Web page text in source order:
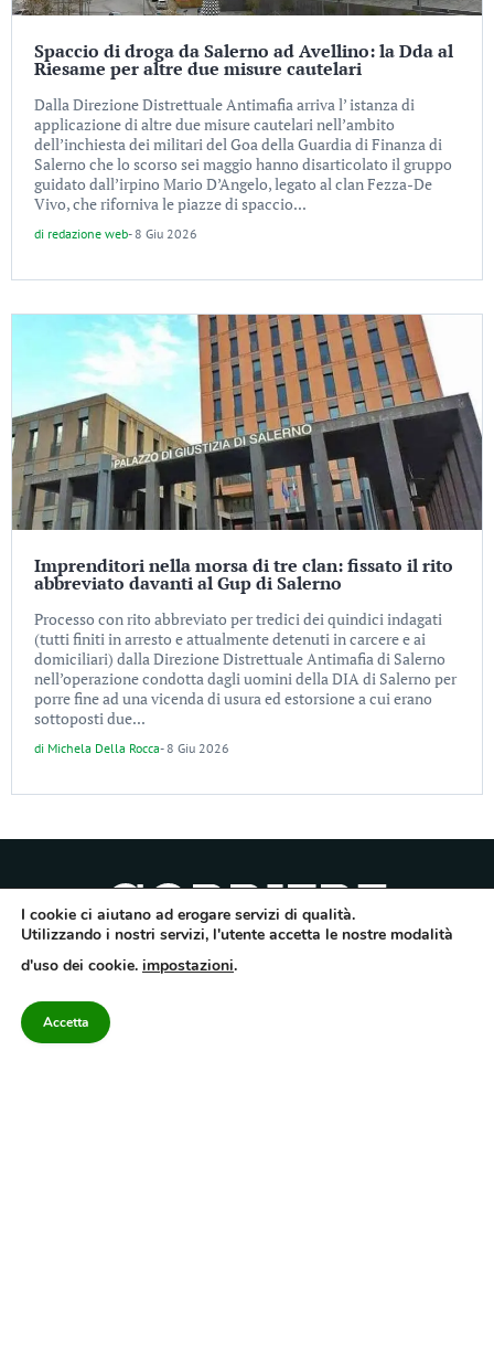
Spaccio di droga da Salerno ad Avellino: la Dda al
Riesame per altre due misure cautelari
Dalla Direzione Distrettuale Antimafia arriva l’ istanza di
applicazione di altre due misure cautelari nell’ambito
dell’inchiesta dei militari del Goa della Guardia di Finanza di
Salerno che lo scorso sei maggio hanno disarticolato il gruppo
guidato dall’irpino Mario D’Angelo, legato al clan Fezza-De
Vivo, che riforniva le piazze di spaccio...
di redazione web- 8 Giu 2026
Imprenditori nella morsa di tre clan: fissato il rito
abbreviato davanti al Gup di Salerno
Processo con rito abbreviato per tredici dei quindici indagati
(tutti finiti in arresto e attualmente detenuti in carcere e ai
domiciliari) dalla Direzione Distrettuale Antimafia di Salerno
nell’operazione condotta dagli uomini della DIA di Salerno per
porre fine ad una vicenda di usura ed estorsione a cui erano
sottoposti due...
di Michela Della Rocca- 8 Giu 2026
10/9/2012. Iscritto nel Registro Operatori di Comunicazione al n.7671
Avellino – Cap.Soc. 20.000 € – REA 187346 – PI/CF. Reg. naz. stampa 10218/99
I cookie ci aiutano ad erogare servizi di qualità.
Utilizzando i nostri servizi, l'utente accetta le nostre modalità
d'uso dei cookie. impostazioni.
Accetta